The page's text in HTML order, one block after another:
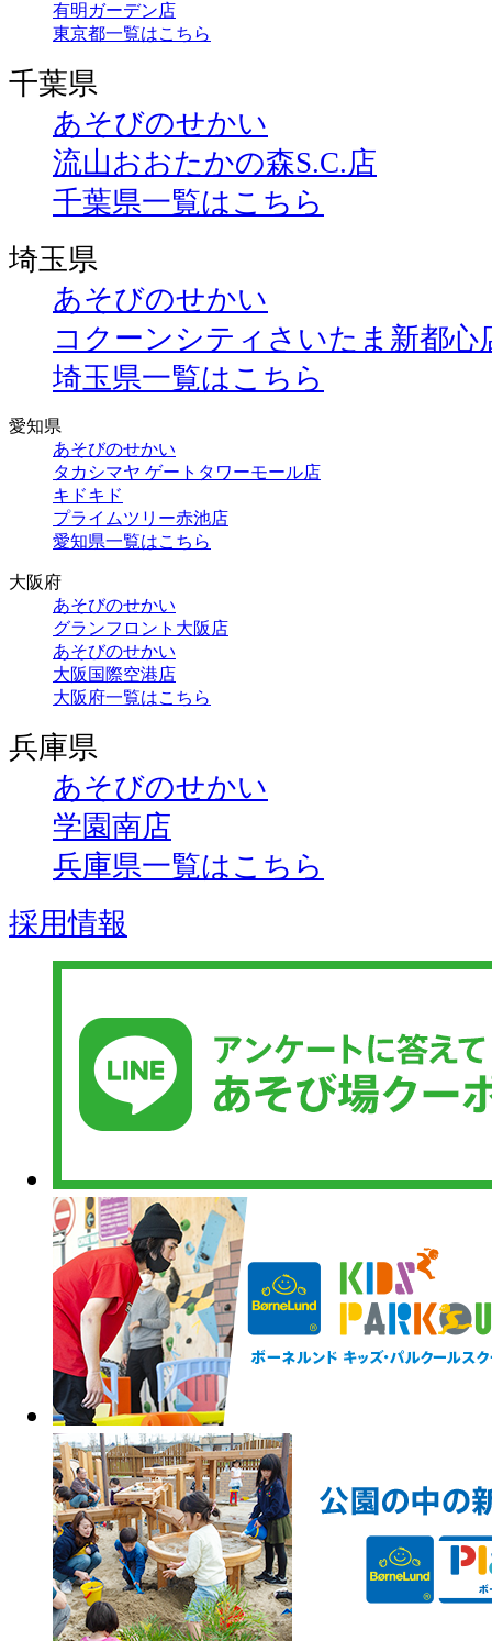
有明ガーデン店
東京都一覧はこちら
千葉県
あそびのせかい
流山おおたかの森S.C.店
千葉県一覧はこちら
埼玉県
あそびのせかい
コクーンシティさいたま新都心
埼玉県一覧はこちら
愛知県
あそびのせかい
タカシマヤ ゲートタワーモール店
キドキド
プライムツリー赤池店
愛知県一覧はこちら
大阪府
あそびのせかい
グランフロント大阪店
あそびのせかい
大阪国際空港店
大阪府一覧はこちら
兵庫県
あそびのせかい
学園南店
兵庫県一覧はこちら
採用情報